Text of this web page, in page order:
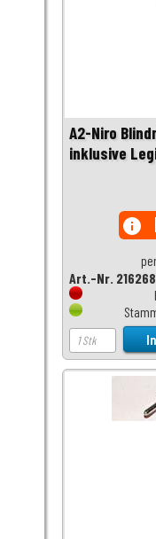
A2-Niro
inklusive
info
Art.-Nr.